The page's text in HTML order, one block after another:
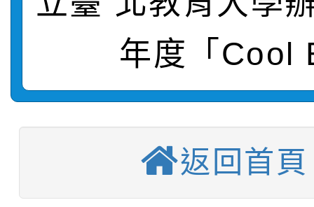
宣導。
結果(第10招)
學年度第1學期第9次
結果(第2招)
轉知：本市公務人員
9月16日本府B2大禮堂
函轉運動部全民運動
計畫」1 份，請踴躍報
權責核予出席人員公(
學年度第1學期第7次
結果(第11招)
【甄選結果(第3招)】
學年度第1學期第9次代
年度「Cool
返回首頁